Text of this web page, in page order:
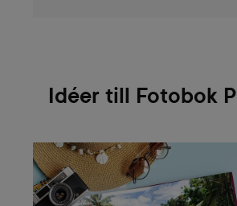
Idéer till Fotobok